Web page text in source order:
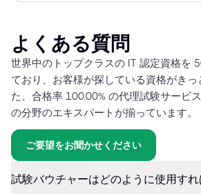
よくある質問
世界中のトップクラスの IT 認定資格を
ており、お客様が探している資格がきっ
た、合格率 100.00% の代理試験サービ
の分野のエキスパートが揃っています。
ご要望をお聞かせください
試験バウチャーはどのように使用す